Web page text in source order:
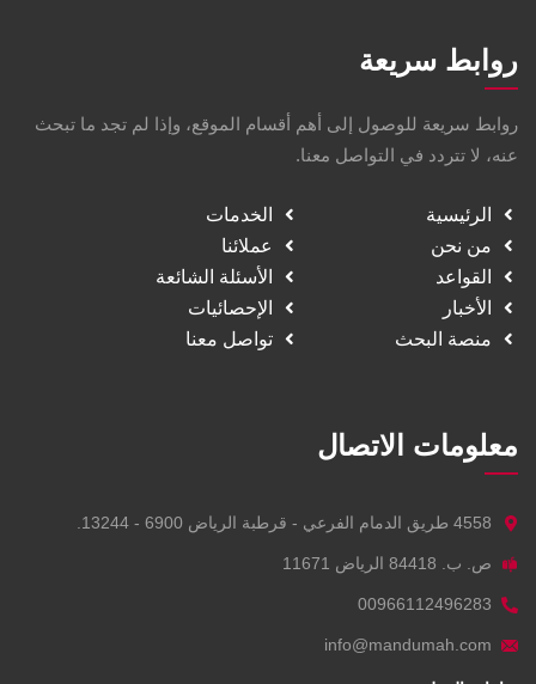
روابط سريعة
روابط سريعة للوصول إلى أهم أقسام الموقع، وإذا لم تجد ما تبحث
عنه، لا تتردد في التواصل معنا.
الرئيسية
من نحن
القواعد
الأخبار
منصة البحث
الخدمات
عملائنا
الأسئلة الشائعة
الإحصائيات
تواصل معنا
معلومات الاتصال
4558 طريق الدمام الفرعي - قرطبة الرياض 6900 - 13244.
ص. ب. 84418 الرياض 11671
00966112496283
info@mandumah.com